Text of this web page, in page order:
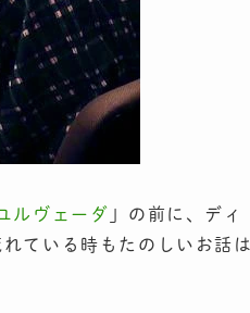
ルヴェーダ 」の前に、ディ
ている時もたのしいお話は